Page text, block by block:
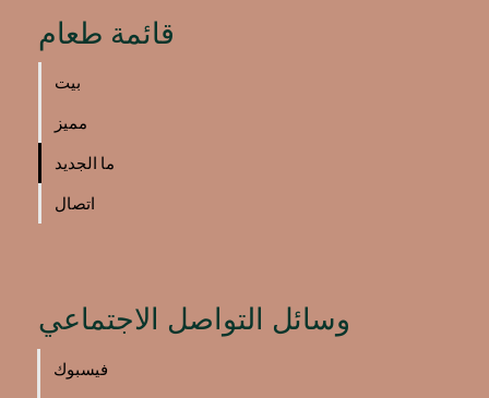
قائمة طعام
بيت
مميز
ما الجديد
اتصال
وسائل التواصل الاجتماعي
فيسبوك